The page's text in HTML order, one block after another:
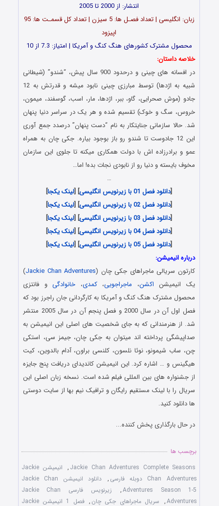
انتشار: از 2000 تا 2005
زبان: انگلیسی | تعداد فصـل ها: 5 سیزن | تعداد کل قسمـت ها: 95
اپیزود
محصول مشترک کشورهای هنگ کنگ و آمریکا | امتیاز: 7.3 از 10
خلاصه داستان:
در افسانه های چینی و درحدود 900 سال پیش، “شندو” (شیطانی
شبیه به اژدها) توسط مبارزی چینی نابود میشه و قدرتش به 12
جادو (موش صحرایی، گاو، ببر، اژدها، مار، اسب، گوسفند، میمون،
خروس، سگ و خوک) تقسیم شده و هر یک در سراسر دنیا پنهان
شد. حالا سازمانی جنایتکار به نام “دست پنهان” درصدد جمع آوری
این 12 جادوست تا شندو رو باز بوجود بیاره. جکی چان به همراه
عمو و برادرزاده اش با دولت همکاری میکنه تا جلوی این سازمان
مخوف بایسته و دنیا رو از نابودی نجات بده! اما…
…
[دانلود فصل 01 با زیرنویس انگلیسی ] [لینک یکجا]
[دانلود فصل 02 با زیرنویس انگلیسی ] [لینک یکجا]
[دانلود فصل 03 با زیرنویس انگلیسی ] [لینک یکجا]
[دانلود فصل 04 با زیرنویس انگلیسی ] [لینک یکجا]
[دانلود فصل 05 با زیرنویس انگلیسی ] [لینک یکجا]
درباره انیمیشن:
کارتون سریالی ماجراهای جکی چان (Jackie Chan Adventures
)
یک انیمیشن اکشن، ماجراجویی،کمدی، خانوادگیو فانتزی
محصول مشترک هنگ کنگ و آمریکا به کارگردانی جان راجرز بود که
فصل اول آن در سال 2000 و فصل پنجم آن در سال 2005 منتشر
شد. از هنرمندانی که به جای شخصیت های اصلی این انیمیشن به
صداپیشگی پرداخته اند میتوان به جکی چان، جیمز سی، استکی
چن، ساب شیمونو، نوئا نلسون، کلنسی براون، آدام بالدوین، کیت
هیگینس و … اشاره کرد. این انیمیشن کاندیدای دریافت پنج جایزه
از جشنواره های بین المللی فیلم شده است. نسخه زبان اصلی این
سریال را با لینک مستقیم رایگان و ترافیک نیم بها از سایت دوستی
ها دانلود کنید.
در حال بارگذاری پخش کننده...
برچسب ها
Jackie Chan Adventures Complete Seasons
,
انیمیشن Jackie
Chan Adventures دوبله فارسی
,
دانلود انیمیشن Jackie Chan
Adventures Season 1-5
,
زیرنویس فارسی Jackie Chan
Adventures
, سریال ماجراهای جکی چان , فصل 1 انیمیشن Jackie